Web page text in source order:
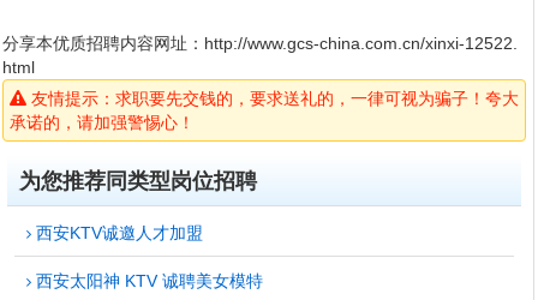
分享本优质招聘内容网址： http://www.gcs-china.com.cn/xinxi-12522.
html
友情提示：求职要先交钱的，要求送礼的，一律可视为骗子！夸大
承诺的，请加强警惕心！
为您推荐同类型岗位招聘
西安KTV诚邀人才加盟
西安太阳神 KTV 诚聘美女模特